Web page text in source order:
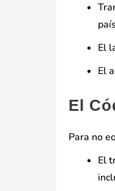
El
El
El
Para no
El